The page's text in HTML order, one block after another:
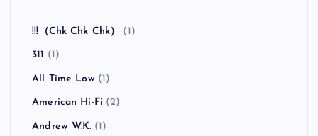
!!!（Chk Chk Chk） (1)
311 (1)
All Time Low(1)
American Hi-Fi (2)
Andrew W.K. (1)